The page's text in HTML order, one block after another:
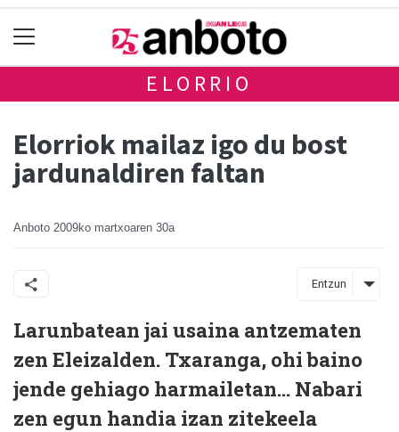
ELORRIO
Elorriok mailaz igo du bost
jardunaldiren faltan
Anboto 2009ko martxoaren 30a
Entzun
Larunbatean jai usaina antzematen
zen Eleizalden. Txaranga, ohi baino
jende gehiago harmailetan… Nabari
zen egun handia izan zitekeela